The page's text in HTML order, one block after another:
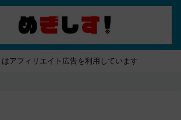
はアフィリエイト広告を利用しています